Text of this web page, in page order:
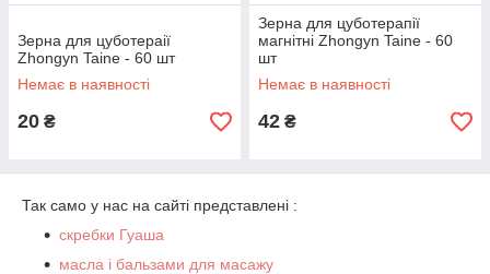
Зерна для цуботераії
Zhongyn Taine - 60 шт
Немає в наявності
20 ₴
Зерна для цуботерапії
магнітні Zhongyn Taine - 60
шт
Немає в наявності
42 ₴
Так само у нас на сайті представлені :
скребки Гуаша
масла і бальзами для масажу